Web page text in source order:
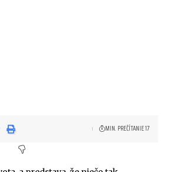
MIN. PREČÍTANIE 17